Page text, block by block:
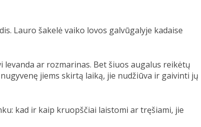
Lauro šakelė vaiko lovos galvūgalyje kadaise
ar rozmarinas. Bet šiuos augalus reikėtų
jiems skirtą laiką, jie nudžiūva ir gaivinti jų
kad ir kaip kruopščiai laistomi ar tręšiami, jie